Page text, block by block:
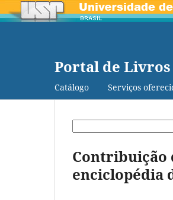
Portal de Livros
Catálogo Serviços
Contribuição
enciclopédia